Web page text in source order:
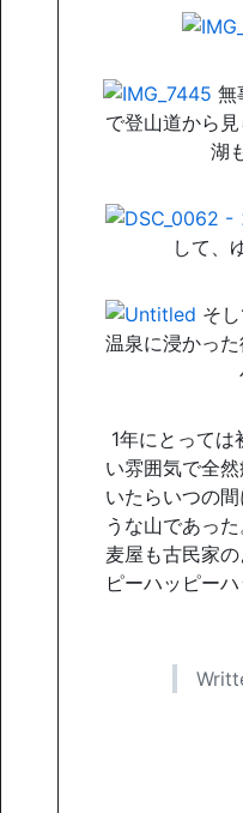
無
で登山道から
湖
して、
そ
温泉に浸かっ
1年にとっては
い雰囲気で全
いたらいつの
うな山であっ
麦屋も古民家
ピーハッピー